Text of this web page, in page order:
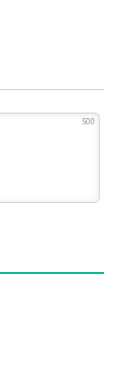
500